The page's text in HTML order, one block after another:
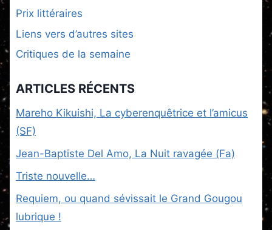
Prix littéraires
Liens vers d’autres sites
Critiques de la semaine
ARTICLES RÉCENTS
Mareho Kikuishi, La cyberenquêtrice et l’amicus
(SF)
Jean-Baptiste Del Amo, La Nuit ravagée (Fa)
Triste nouvelle…
Requiem, ou quand sévissait le Grand Gougou
lubrique !